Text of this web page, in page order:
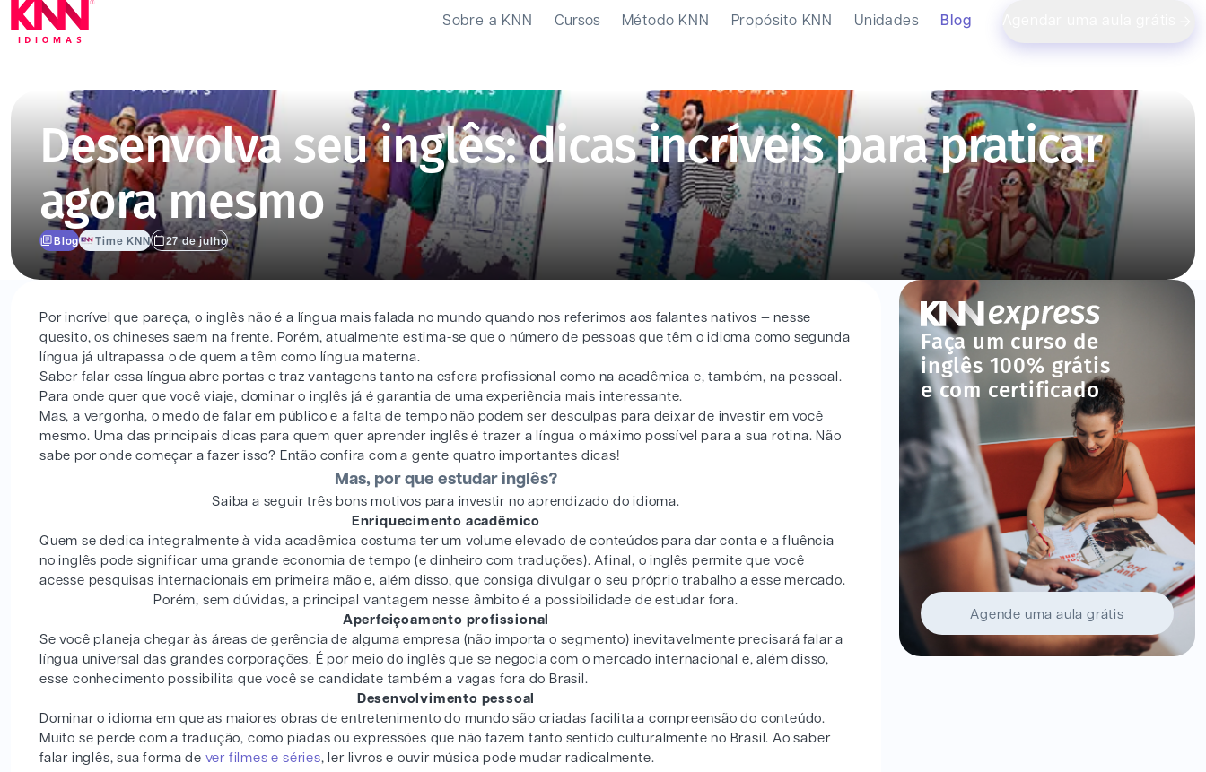
Sobre a KNN Cursos Método KNN Propósito KNN Unidades Blog
Desenvolva seu inglês: dicas incríveis para praticar
agora mesmo
Blog Time KNN 27 de julho
Faça um curso de
inglês 100% grátis
e com certificado
Agende uma aula grátis
Por incrível que pareça, o inglês não é a língua mais falada no mundo quando nos referimos aos falantes nativos — nesse
quesito, os chineses saem na frente. Porém, atualmente estima-se que o número de pessoas que têm o idioma como segunda
língua já ultrapassa o de quem a têm como língua materna.
Saber falar essa língua abre portas e traz vantagens tanto na esfera profissional como na acadêmica e, também, na pessoal.
Para onde quer que você viaje, dominar o inglês já é garantia de uma experiência mais interessante.
Mas, a vergonha, o medo de falar em público e a falta de tempo não podem ser desculpas para deixar de investir em você
mesmo. Uma das principais dicas para quem quer aprender inglês é trazer a língua o máximo possível para a sua rotina. Não
sabe por onde começar a fazer isso? Então confira com a gente quatro importantes dicas!
Mas, por que estudar inglês?
Saiba a seguir três bons motivos para investir no aprendizado do idioma.
Enriquecimento acadêmico
Quem se dedica integralmente à vida acadêmica costuma ter um volume elevado de conteúdos para dar conta e a fluência
no inglês pode significar uma grande economia de tempo (e dinheiro com traduções). Afinal, o inglês permite que você
acesse pesquisas internacionais em primeira mão e, além disso, que consiga divulgar o seu próprio trabalho a esse mercado.
Porém, sem dúvidas, a principal vantagem nesse âmbito é a possibilidade de estudar fora.
Aperfeiçoamento profissional
Se você planeja chegar às áreas de gerência de alguma empresa (não importa o segmento) inevitavelmente precisará falar a
língua universal das grandes corporações. É por meio do inglês que se negocia com o mercado internacional e, além disso,
esse conhecimento possibilita que você se candidate também a vagas fora do Brasil.
Desenvolvimento pessoal
Dominar o idioma em que as maiores obras de entretenimento do mundo são criadas facilita a compreensão do conteúdo.
Muito se perde com a tradução, como piadas ou expressões que não fazem tanto sentido culturalmente no Brasil. Ao saber
falar inglês, sua forma de ver filmes e séries, ler livros e ouvir música pode mudar radicalmente.